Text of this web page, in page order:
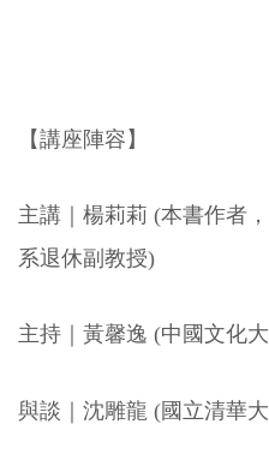
【講座陣容】
主講｜楊莉莉 (本書作者
系退休副教授)
主持｜黃馨逸 (中國文化
與談｜沈雕龍 (國立清華